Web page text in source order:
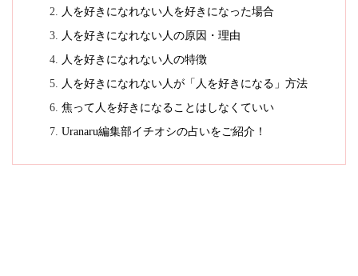
人を好きになれない人を好きになった場合
人を好きになれない人の原因・理由
人を好きになれない人の特徴
人を好きになれない人が「人を好きになる」方法
焦って人を好きになることはしなくていい
Uranaru編集部イチオシの占いをご紹介！